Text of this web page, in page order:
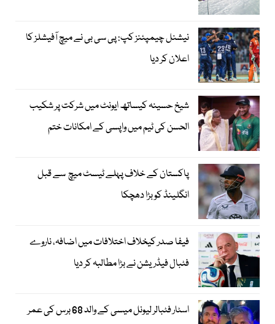
نیشنل چیمپئنز کپ: پی سی بی نے میچ آفیشلز کا
اعلان کر دیا
شیخ حسینہ کیساتھ ایونٹ میں شرکت پر شکیب
الحسن کی ٹیم میں واپسی کے امکانات ختم
پاکستان کے خلاف پہلے ٹیسٹ میچ سے قبل
انگلینڈ کو بڑا دھچکا
فیفا صدر کیخلاف اختلافات میں اضافہ، ناروے
فٹبال فیڈریشن نے بڑا مطالبہ کر دیا
اسٹار فٹبالر لیونل میسی کے والد 68 برس کی عمر